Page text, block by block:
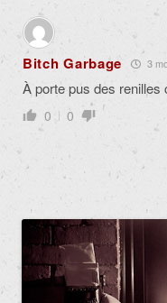
Bitch Garbage 3
À porte pus des
0 0